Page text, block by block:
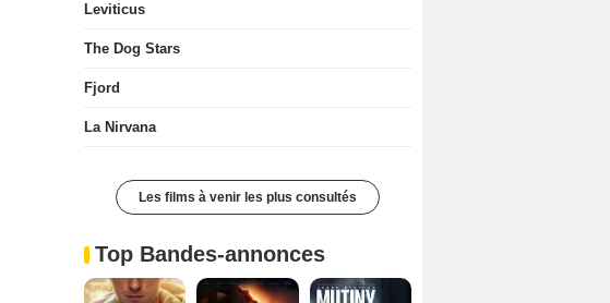
Leviticus
The Dog Stars
Fjord
La Nirvana
Les films à venir les plus consultés
Top Bandes-annonces
Spider-Man: Brand New Day Bande-annonce VO STFR L'Odyssée Bande-annonce VO STFR